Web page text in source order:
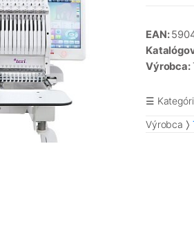
EAN:
Výrobca:
☰
Výrobca